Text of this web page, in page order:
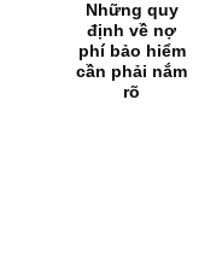
Những quy
định về nợ
phí bảo hiểm
cần phải nắm
rõ